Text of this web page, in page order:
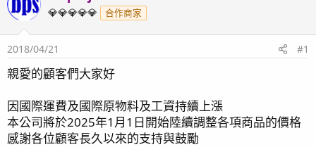
💎💎💎💎💎 合作商家
2018/04/21 #1
親愛的顧客們大家好
因國際運費及國際原物料及工資持續上漲
本公司將於2025年1月1日開始陸續調整各項商品的價格
感謝各位顧客長久以來的支持與鼓勵